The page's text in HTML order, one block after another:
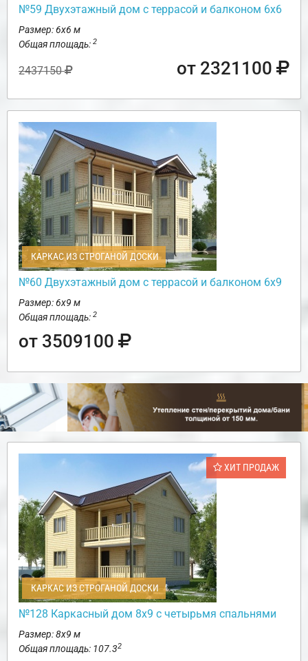
№59 Двухэтажный дом с террасой и балконом 6х6
Размер: 6х6 м
Общая площадь: 2
2437150 от 2321100
КАРКАС ИЗ СТРОГАНОЙ ДОСКИ
№60 Двухэтажный дом с террасой и балконом 6х9
Размер: 6х9 м
Общая площадь: 2
от 3509100
ХИТ ПРОДАЖ
КАРКАС ИЗ СТРОГАНОЙ ДОСКИ
№128 Каркасный дом 8х9 с четырьмя спальнями
Размер: 8х9 м
Общая площадь: 107.32